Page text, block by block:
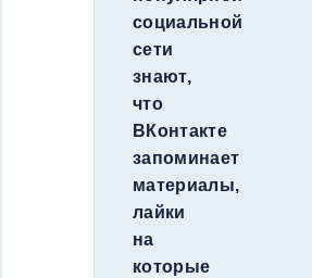
социальной
сети
знают,
что
ВКонтакте
запоминает
материалы,
лайки
на
которые